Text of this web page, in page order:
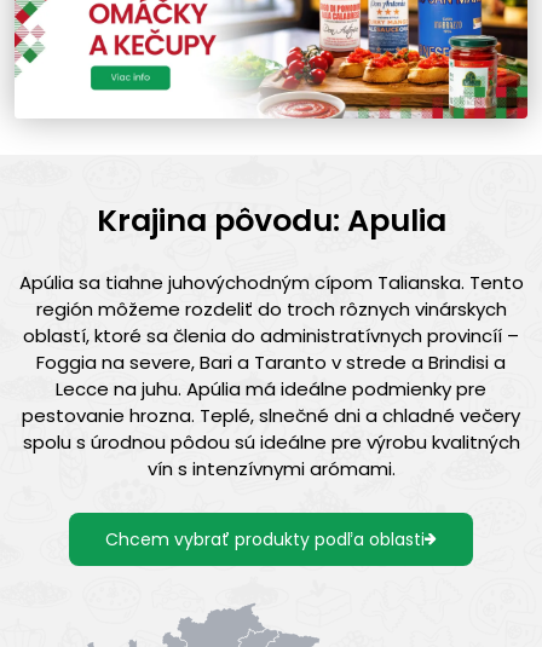
Krajina pôvodu: Apulia
Apúlia sa tiahne juhovýchodným cípom Talianska. Tento
región môžeme rozdeliť do troch rôznych vinárskych
oblastí, ktoré sa členia do administratívnych provincíí –
Foggia na severe, Bari a Taranto v strede a Brindisi a
Lecce na juhu. Apúlia má ideálne podmienky pre
pestovanie hrozna. Teplé, slnečné dni a chladné večery
spolu s úrodnou pôdou sú ideálne pre výrobu kvalitných
vín s intenzívnymi arómami.
Chcem vybrať produkty podľa oblasti